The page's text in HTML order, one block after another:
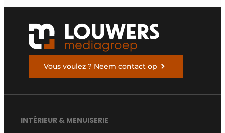
Vous voulez ? Neem contact op
INTÉRIEUR & MENUISERIE